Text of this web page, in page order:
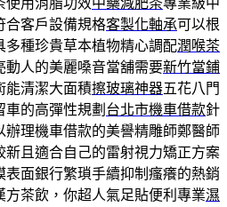
合客戶設備規格客製化軸承可以根
種珍貴草本植物精心調配潤喉茶
動人的美麗嗓音當舖需要新竹當鋪
能清潔大面積擦玻璃神器五花八門
的高彈性規劃 台北市機車借款針
理機車借款的美譽精雕師鄭醫師
新且適合自己的雷射視力矯正方案
表面銀行繁瑣手續抑制瘙癢的熱銷
方茶飲，你超人氣足貼便利專業濕